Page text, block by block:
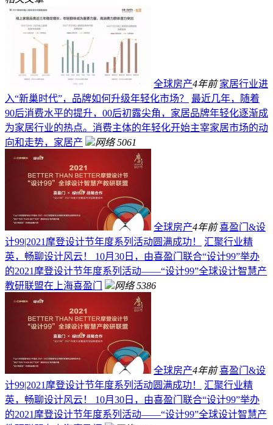
全球房产4年前 家居行业进
入“新巢时代”，品牌如何升级年轻化市场？
最近几年，随着
90后消费水平的提升，00后初露尖角，家居品牌年轻化逐渐成
为家居行业的热点。消费主体的年轻化开始主宰家居市场的动
向和走势，家居产
网络 5061
全球房产4年前 喜盈门&设
计99|2021摩登设计节年度系列活动圆满成功！
汇聚行业精
英，畅聊设计风云！ 10月30日，由喜盈门联合“设计99”举办
的2021摩登设计节年度系列活动——“设计99”全球设计智慧产
教研联盟在上海喜盈门
网络 5386
全球房产4年前 喜盈门&设
计99|2021摩登设计节年度系列活动圆满成功！
汇聚行业精
英，畅聊设计风云！ 10月30日，由喜盈门联合“设计99”举办
的2021摩登设计节年度系列活动——“设计99”全球设计智慧产